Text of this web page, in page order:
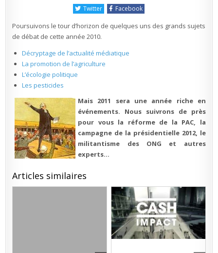
Twitter
Facebook
Poursuivons le tour d’horizon de quelques uns des grands sujets
de débat de cette année 2010.
Décryptage de l’actualité médiatique
La promotion de l’agriculture
L’écologie politique
Les pesticides
Mais 2011 sera une année riche en
événements. Nous suivrons de près
pour vous la réforme de la PAC, la
campagne de la présidentielle 2012, le
militantisme des ONG et autres
experts…
Articles similaires